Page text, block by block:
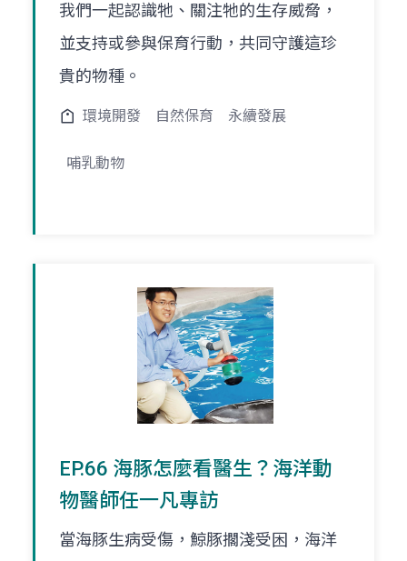
我們一起認識牠、關注牠的生存威脅，
並支持或參與保育行動，共同守護這珍
貴的物種。
環境開發 自然保育 永續發展
哺乳動物
EP.66 海豚怎麼看醫生？海洋動
物醫師任一凡專訪
當海豚生病受傷，鯨豚擱淺受困，海洋